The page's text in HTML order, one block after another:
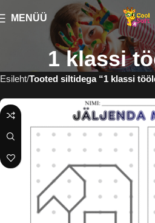
MENÜÜ
1 klassi
Esileht Tooted siltidega “1 klassi